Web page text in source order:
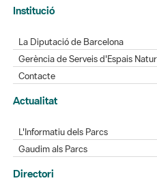
Institució
La Diputació de Barcelona
Gerència de Serveis d'Espais
Contacte
Actualitat
L'Informatiu dels Parcs
Gaudim als Parcs
Directori